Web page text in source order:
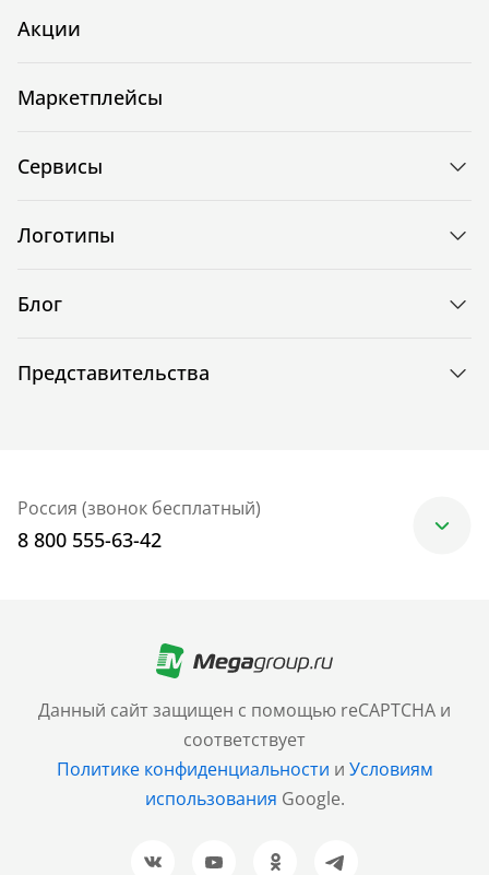
Данный сайт защищен с помощью reCAPTCHA и
соответствует
Политике конфиденциальности и Условиям
использования Google.
Акции
Маркетплейсы
Сервисы
Логотипы
Блог
Представительства
Россия (звонок бесплатный)
8 800 555-63-42
+7 (499) 705-30-10
Санкт-Петербург
+7 (812) 600-77-33
Барнаул
Новосибирск